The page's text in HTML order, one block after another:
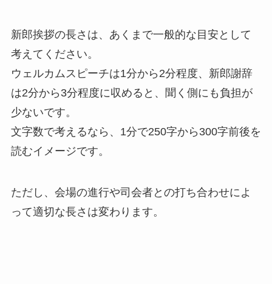
新郎挨拶の長さは、あくまで一般的な目安として
考えてください。
ウェルカムスピーチは1分から2分程度、新郎謝辞
は2分から3分程度に収めると、聞く側にも負担が
少ないです。
文字数で考えるなら、1分で250字から300字前後を
読むイメージです。
ただし、会場の進行や司会者との打ち合わせによ
って適切な長さは変わります。